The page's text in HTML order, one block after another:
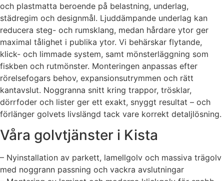
och plastmatta beroende på belastning, underlag,
städregim och designmål. Ljuddämpande underlag kan
reducera steg- och rumsklang, medan hårdare ytor ger
maximal tålighet i publika ytor. Vi behärskar flytande,
klick- och limmade system, samt mönsterläggning som
fiskben och rutmönster. Monteringen anpassas efter
rörelsefogars behov, expansionsutrymmen och rätt
kantavslut. Noggranna snitt kring trappor, trösklar,
dörrfoder och lister ger ett exakt, snyggt resultat – och
förlänger golvets livslängd tack vare korrekt detaljlösning.
Våra golvtjänster i Kista
– Nyinstallation av parkett, lamellgolv och massiva trägolv
med noggrann passning och vackra avslutningar